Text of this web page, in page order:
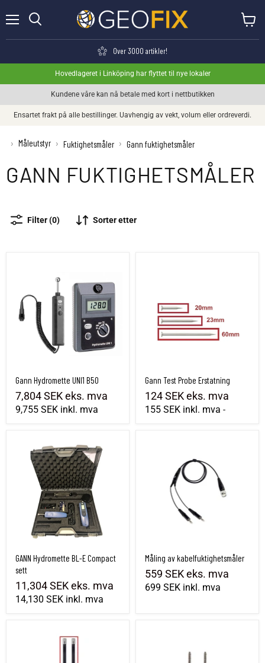
Over 3000 artikler!
Hovedlageret i Linköping har flyttet til nye lokaler
Kundene våre kan nå betale med kort i nettbutikken
Ensartet frakt på alle bestillinger. Uavhengig av vekt, volum eller ordreverdi.
› Måleutstyr › Fuktighetsmåler › Gann fuktighetsmåler
GANN FUKTIGHETSMÅLER
Filter (0) Sorter etter
Gann Hydromette UNI1 B50
7,804 SEKeks. mva
9,755 SEK inkl. mva
Gann Test Probe Erstatning
124 SEKeks. mva
155 SEK inkl. mva -
GANN Hydromette BL-E Compact
sett
11,304 SEKeks. mva
14,130 SEK inkl. mva
Måling av kabelfuktighetsmåler
559 SEKeks. mva
699 SEK inkl. mva